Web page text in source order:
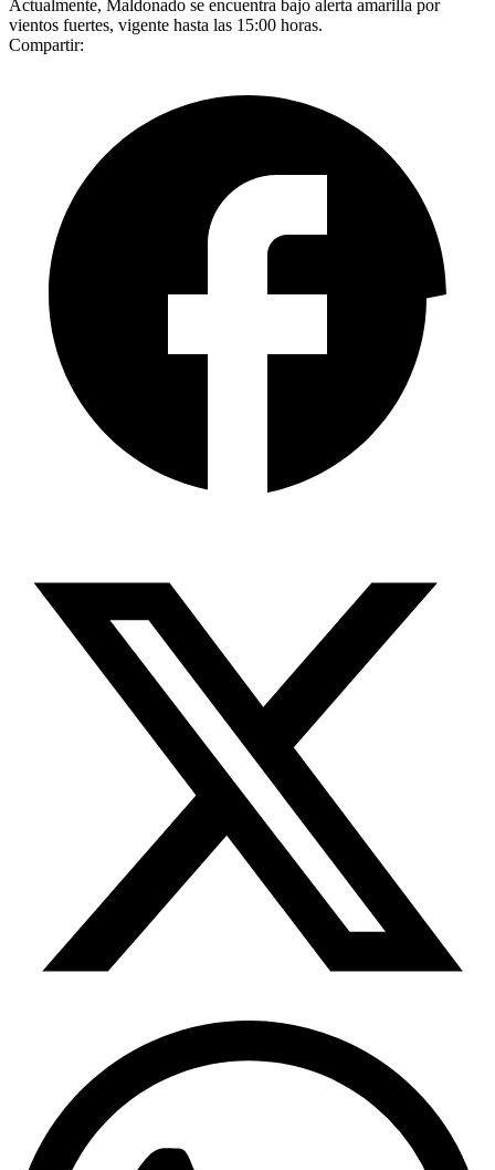
Actualmente, Maldonado se encuentra bajo alerta amarilla por
vientos fuertes, vigente hasta las 15:00 horas.
Compartir: